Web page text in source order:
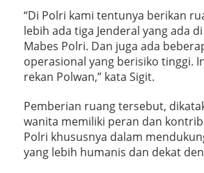
“Di Polri kami tentunya berikan
lebih ada tiga Jenderal yang ada
Mabes Polri. Dan juga ada
operasional yang berisiko tinggi.
rekan Polwan,” kata Sigit.
Pemberian ruang tersebut,
wanita memiliki peran dan
Polri khususnya dalam
yang lebih humanis dan dekat